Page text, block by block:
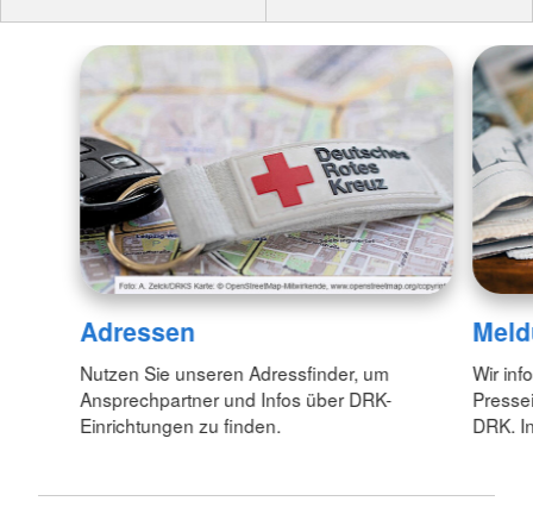
Adressen
Nutzen Sie unseren Adressfinder, um
Ansprechpartner und Infos über DRK-
Einrichtungen zu finden.
Wir
DRK.